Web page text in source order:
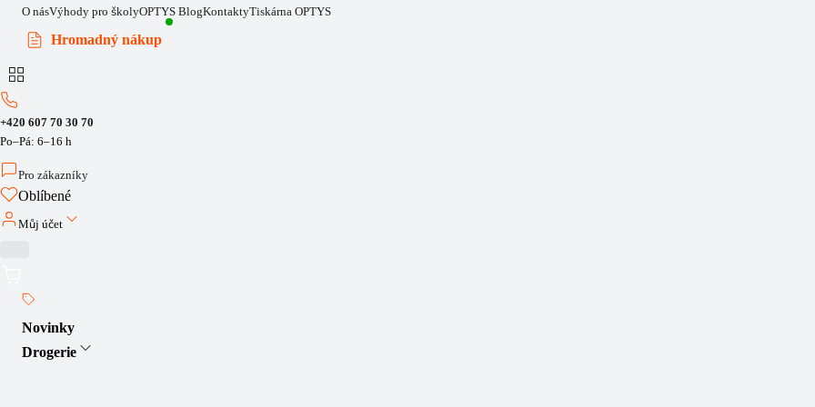
O násVýhody pro školyOPTYS BlogKontaktyTiskárna OPTYS
Hromadný nákup
+420 607 70 30 70
Po–Pá: 6–16 h
Pro zákazníky
Oblíbené
Můj účet
Novinky
Drogerie